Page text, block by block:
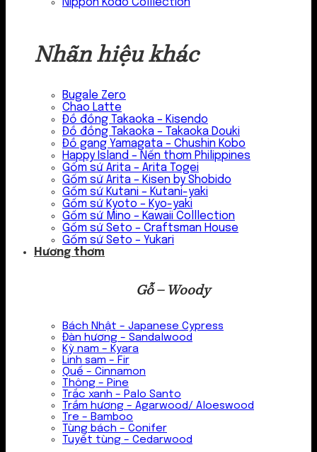
Nhãn hiệu khác
Bugale Zero
Chao Latte
Đồ đồng Takaoka – Kisendo
Đồ đồng Takaoka – Takaoka Douki
Đồ gang Yamagata – Chushin Kobo
Happy Island – Nến thơm Philippines
Gốm sứ Arita – Arita Togei
Gốm sứ Arita – Kisen by Shobido
Gốm sứ Kutani – Kutani-yaki
Gốm sứ Kyoto – Kyo-yaki
Gốm sứ Mino – Kawaii Colllection
Gốm sứ Seto – Craftsman House
Gốm sứ Seto – Yukari
Hương thơm
Gỗ – Woody
Bách Nhật – Japanese Cypress
Đàn hương – Sandalwood
Kỳ nam – Kyara
Linh sam – Fir
Quế – Cinnamon
Thông – Pine
Trắc xanh – Palo Santo
Trầm hương – Agarwood/ Aloeswood
Tre – Bamboo
Tùng bách – Conifer
Tuyết tùng – Cedarwood